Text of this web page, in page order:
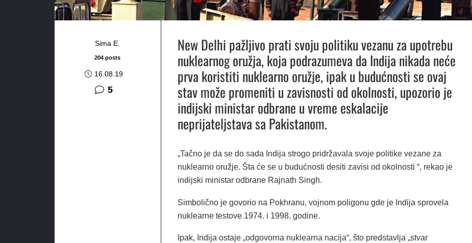
Sima E.
204 posts
16.08.19
5komentara
New Delhi pažljivo prati svoju politiku vezanu za upotrebu
nuklearnog oružja, koja podrazumeva da Indija nikada neće
prva koristiti nuklearno oružje, ipak u budućnosti se ovaj
stav može promeniti u zavisnosti od okolnosti, upozorio je
indijski ministar odbrane u vreme eskalacije
neprijateljstava sa Pakistanom.
„Tačno je da se do sada Indija strogo pridržavala svoje politike vezane za
nuklearno oružje. Šta će se u budućnosti desiti zavisi od okolnosti “, rekao je
indijski ministar odbrane Rajnath Singh.
Simbolično je govorio na Pokhranu, vojnom poligonu gde je Indija sprovela
nuklearne testove 1974. i 1998. godine.
Ipak, Indija ostaje „odgovorna nuklearna nacija“, što predstavlja „stvar